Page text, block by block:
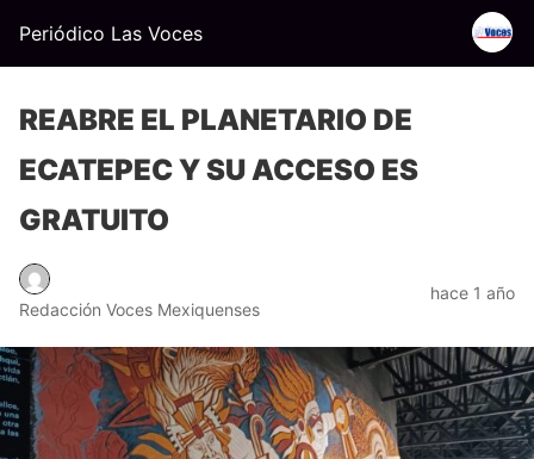
Periódico Las Voces
REABRE EL PLANETARIO DE
ECATEPEC Y SU ACCESO ES
GRATUITO
Redacción Voces Mexiquenses
hace 1 año